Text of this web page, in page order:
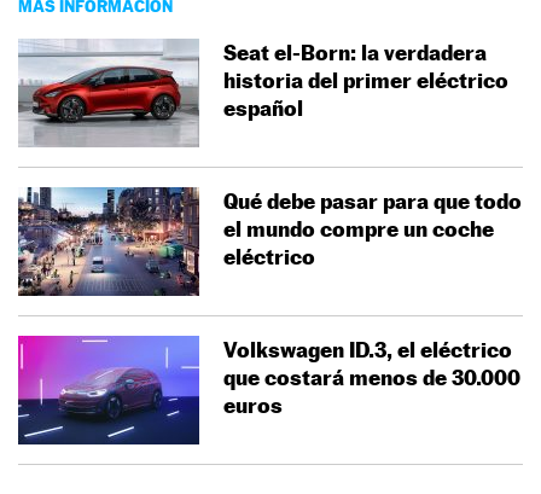
MÁS INFORMACIÓN
Seat el-Born: la verdadera
historia del primer eléctrico
español
Qué debe pasar para que todo
el mundo compre un coche
eléctrico
Volkswagen ID.3, el eléctrico
que costará menos de 30.000
euros